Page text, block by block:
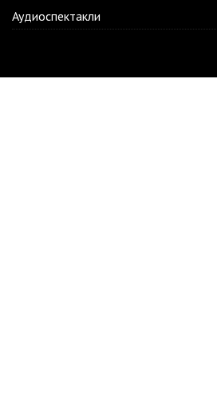
Аудиоспектакли